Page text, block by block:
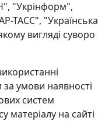
"Укрінформ",
ТАСС", "Українська
вигляді суворо
за умови наявності
систем
матеріалу на сайті